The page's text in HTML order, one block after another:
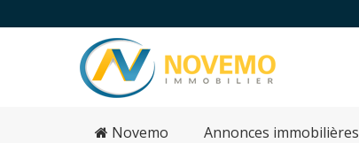
Novemo Annonces immobilières